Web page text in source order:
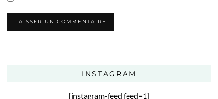
INSTAGRAM
[instagram-feed feed=1]